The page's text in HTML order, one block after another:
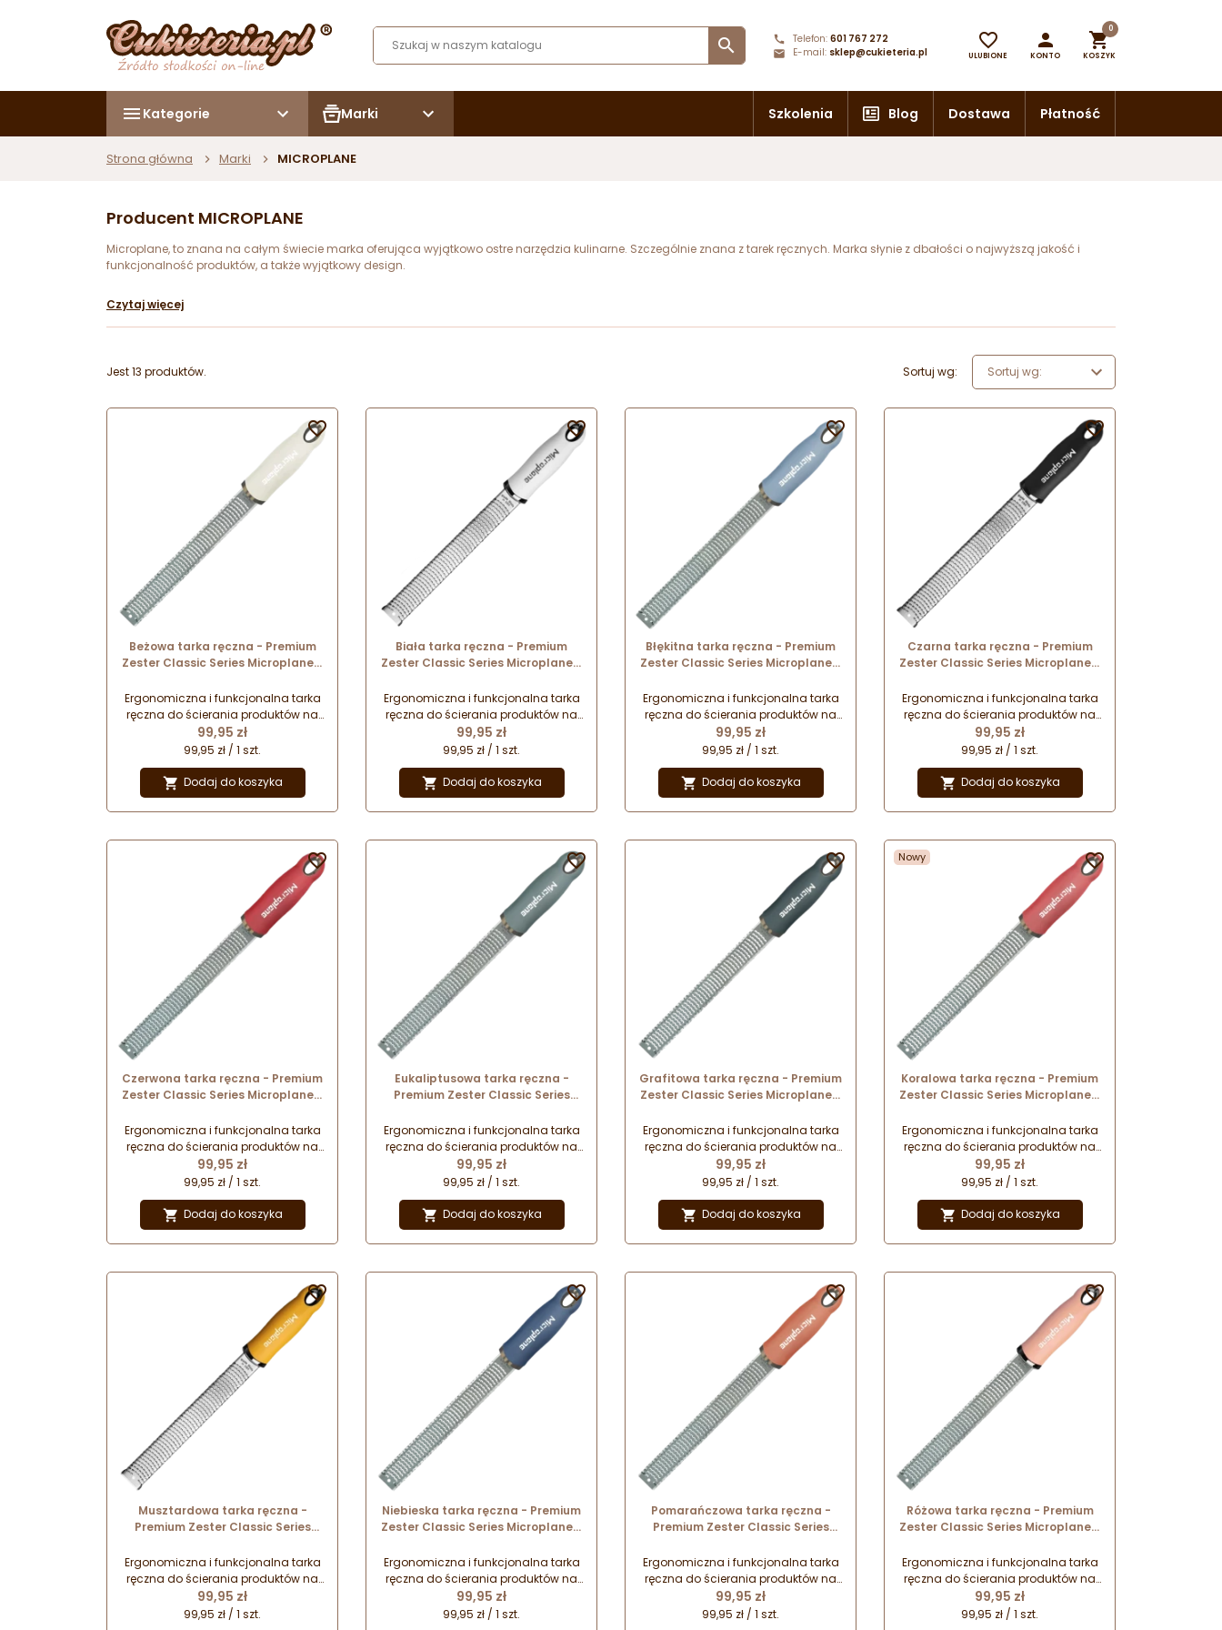
 Telefon: 601 767 272
E-mail: sklep@cukieteria.pl

ULUBIONE

KONTO

0
KOSZYK
Kategorie Marki Szkolenia Blog Dostawa Płatność
Strona główna Marki MICROPLANE
Producent MICROPLANE
Microplane, to znana na całym świecie marka oferująca wyjątkowo ostre narzędzia kulinarne. Szczególnie znana z tarek ręcznych. Marka słynie z dbałości o najwyższą jakość i
funkcjonalność produktów, a także wyjątkowy design.
Czytaj więcej
Jest 13 produktów. Sortuj wg: Sortuj wg:
Beżowa tarka ręczna - Premium
Zester Classic Series Microplane -
Ergonomiczna i funkcjonalna tarka
ręczna do ścierania produktów na
drobne wiórki i nitki. Doskonałe
połączenie najwyższej jakości
wykonania i designu. Wygoda i
bezpieczeństwo pracy oraz
wyjątkowe wzornictwo doceniane
przez najlepszych szefów kuchni na
Cena
99,95 zł
99,95 zł / 1 szt.
 Dodaj do koszyka

Biała tarka ręczna - Premium
Zester Classic Series Microplane -
Ergonomiczna i funkcjonalna tarka
ręczna do ścierania produktów na
drobne wiórki i nitki. Doskonałe
połączenie najwyższej jakości
wykonania i designu. Wygoda i
bezpieczeństwo pracy oraz
wyjątkowe wzornictwo doceniane
przez najlepszych szefów kuchni na
Cena
99,95 zł
99,95 zł / 1 szt.
 Dodaj do koszyka

Błękitna tarka ręczna - Premium
Zester Classic Series Microplane -
Ergonomiczna i funkcjonalna tarka
ręczna do ścierania produktów na
drobne wiórki i nitki. Doskonałe
połączenie najwyższej jakości
wykonania i designu. Wygoda i
bezpieczeństwo pracy oraz
wyjątkowe wzornictwo doceniane
przez najlepszych szefów kuchni na
Cena
99,95 zł
99,95 zł / 1 szt.
 Dodaj do koszyka

Czarna tarka ręczna - Premium
Zester Classic Series Microplane -
Ergonomiczna i funkcjonalna tarka
ręczna do ścierania produktów na
drobne wiórki i nitki. Doskonałe
połączenie najwyższej jakości
wykonania i designu. Wygoda i
bezpieczeństwo pracy oraz
wyjątkowe wzornictwo doceniane
przez najlepszych szefów kuchni na
Cena
99,95 zł
99,95 zł / 1 szt.
 Dodaj do koszyka

Czerwona tarka ręczna - Premium
Zester Classic Series Microplane -
Ergonomiczna i funkcjonalna tarka
ręczna do ścierania produktów na
drobne wiórki i nitki. Doskonałe
połączenie najwyższej jakości
bezpieczeństwo pracy oraz
wyjątkowe wzornictwo doceniane
przez najlepszych szefów kuchni na
wybierzesz?
Cena
99,95 zł
99,95 zł / 1 szt.
 Dodaj do koszyka

Eukaliptusowa tarka ręczna -
Premium Zester Classic Series
kat. 46727
Ergonomiczna i funkcjonalna tarka
ręczna do ścierania produktów na
drobne wiórki i nitki. Doskonałe
połączenie najwyższej jakości
bezpieczeństwo pracy oraz
wyjątkowe wzornictwo doceniane
przez najlepszych szefów kuchni na
wybierzesz?
Cena
99,95 zł
99,95 zł / 1 szt.
 Dodaj do koszyka

Grafitowa tarka ręczna - Premium
Zester Classic Series Microplane -
Ergonomiczna i funkcjonalna tarka
ręczna do ścierania produktów na
drobne wiórki i nitki. Doskonałe
połączenie najwyższej jakości
bezpieczeństwo pracy oraz
wyjątkowe wzornictwo doceniane
przez najlepszych szefów kuchni na
wybierzesz?
Cena
99,95 zł
99,95 zł / 1 szt.
 Dodaj do koszyka
 Nowy
Koralowa tarka ręczna - Premium
Zester Classic Series Microplane -
Ergonomiczna i funkcjonalna tarka
ręczna do ścierania produktów na
drobne wiórki i nitki. Doskonałe
połączenie najwyższej jakości
bezpieczeństwo pracy oraz
wyjątkowe wzornictwo doceniane
przez najlepszych szefów kuchni na
wybierzesz?
Cena
99,95 zł
99,95 zł / 1 szt.
 Dodaj do koszyka

Musztardowa tarka ręczna -
Premium Zester Classic Series
kat. 46623
Ergonomiczna i funkcjonalna tarka
ręczna do ścierania produktów na
drobne wiórki i nitki. Doskonałe
połączenie najwyższej jakości
Cena
99,95 zł
99,95 zł / 1 szt.

Niebieska tarka ręczna - Premium
Zester Classic Series Microplane -
Ergonomiczna i funkcjonalna tarka
ręczna do ścierania produktów na
drobne wiórki i nitki. Doskonałe
połączenie najwyższej jakości
Cena
99,95 zł
99,95 zł / 1 szt.

Pomarańczowa tarka ręczna -
Premium Zester Classic Series
kat. 46823
Ergonomiczna i funkcjonalna tarka
ręczna do ścierania produktów na
drobne wiórki i nitki. Doskonałe
połączenie najwyższej jakości
Cena
99,95 zł
99,95 zł / 1 szt.

Różowa tarka ręczna - Premium
Zester Classic Series Microplane -
Ergonomiczna i funkcjonalna tarka
ręczna do ścierania produktów na
drobne wiórki i nitki. Doskonałe
połączenie najwyższej jakości
Cena
99,95 zł
99,95 zł / 1 szt.
